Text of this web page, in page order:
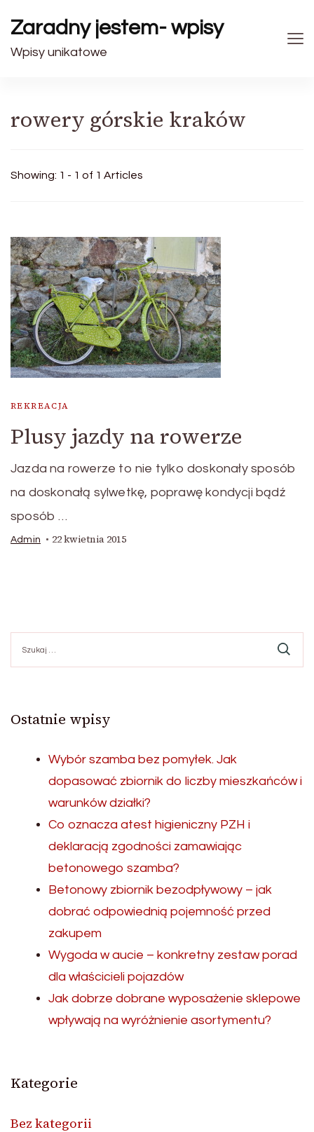
Zaradny jestem- wpisy
Wpisy unikatowe
rowery górskie kraków
Showing: 1 - 1 of 1 Articles
REKREACJA
Plusy jazdy na rowerze
Jazda na rowerze to nie tylko doskonały sposób
na doskonałą sylwetkę, poprawę kondycji bądź
sposób …
Admin 22 kwietnia 2015
Ostatnie wpisy
Wybór szamba bez pomyłek. Jak
dopasować zbiornik do liczby mieszkańców i
warunków działki?
Co oznacza atest higieniczny PZH i
deklaracją zgodności zamawiając
betonowego szamba?
Betonowy zbiornik bezodpływowy – jak
dobrać odpowiednią pojemność przed
zakupem
Wygoda w aucie – konkretny zestaw porad
dla właścicieli pojazdów
Jak dobrze dobrane wyposażenie sklepowe
wpływają na wyróżnienie asortymentu?
Kategorie
Bez kategorii